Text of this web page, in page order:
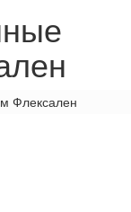
Флексален